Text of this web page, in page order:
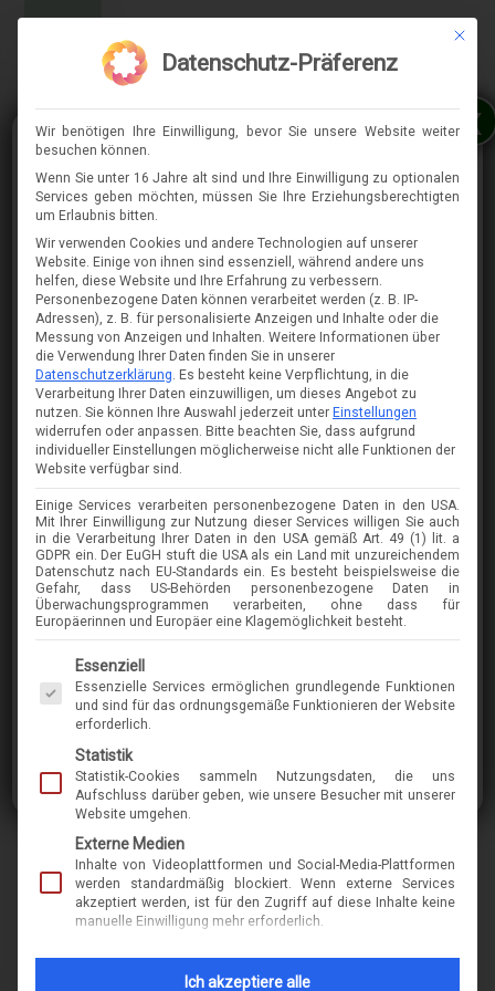
BARTON-PERREIRA
CAMILLE
im Menü finden Sie über 400 Modelle
Marke barton-perreira
Name
Modell-Nr. 10836
NACHHALTIGKEIT &
x
Mit
Datenschutz-Präferenz
Wir benötigen Ihre Einwilligung, bevor Sie unsere Website weiter
besuchen können.
Wenn Sie unter 16 Jahre alt sind und Ihre Einwilligung zu optionalen
Services geben möchten, müssen Sie Ihre Erziehungsberechtigten
um Erlaubnis bitten.
Wir verwenden Cookies und andere Technologien auf unserer
Website. Einige von ihnen sind essenziell, während andere uns
helfen, diese Website und Ihre Erfahrung zu verbessern.
Personenbezogene Daten können verarbeitet werden (z. B. IP-
Adressen), z. B. für personalisierte Anzeigen und Inhalte oder die
Messung von Anzeigen und Inhalten. Weitere Informationen über
die Verwendung Ihrer Daten finden Sie in unserer
Datenschutzerklärung. Es besteht keine Verpflichtung, in die
Verarbeitung Ihrer Daten einzuwilligen, um dieses Angebot zu
nutzen. Sie können Ihre Auswahl jederzeit unter Einstellungen
widerrufen oder anpassen. Bitte beachten Sie, dass aufgrund
individueller Einstellungen möglicherweise nicht alle Funktionen der
Website verfügbar sind.
Einige Services verarbeiten personenbezogene Daten in den USA.
Mit Ihrer Einwilligung zur Nutzung dieser Services willigen Sie auch
in die Verarbeitung Ihrer Daten in den USA gemäß Art. 49 (1) lit. a
GDPR ein. Der EuGH stuft die USA als ein Land mit unzureichendem
Datenschutz nach EU-Standards ein. Es besteht beispielsweise die
Gefahr, dass US-Behörden personenbezogene Daten in
Überwachungsprogrammen verarbeiten, ohne dass für
Europäerinnen und Europäer eine Klagemöglichkeit besteht.
Es folgt eine Liste der Service-Gruppen, für die eine Einwilligung erteilt werden kann. Die
Essenziell
Essenzielle Services ermöglichen grundlegende Funktionen
und sind für das ordnungsgemäße Funktionieren der Website
erforderlich.
Statistik
Statistik-Cookies sammeln Nutzungsdaten, die uns
Aufschluss darüber geben, wie unsere Besucher mit unserer
Website umgehen.
Externe Medien
Inhalte von Videoplattformen und Social-Media-Plattformen
werden standardmäßig blockiert. Wenn externe Services
akzeptiert werden, ist für den Zugriff auf diese Inhalte keine
manuelle Einwilligung mehr erforderlich.
Ich akzeptiere alle